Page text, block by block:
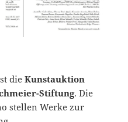
die Kunstauktion
Stiftung. Die
stellen Werke zur